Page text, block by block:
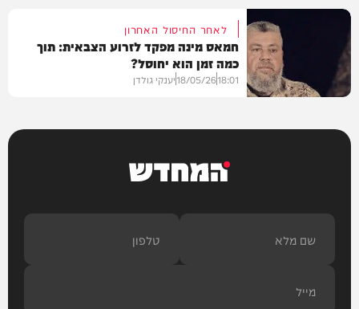
לאחר החיסול האחרון
חמאס מינה מפקד לזרוע הצבאית: תוך
כמה זמן הוא יחוסל?
18:01
18/05/26יענקי גולדן
המחדש